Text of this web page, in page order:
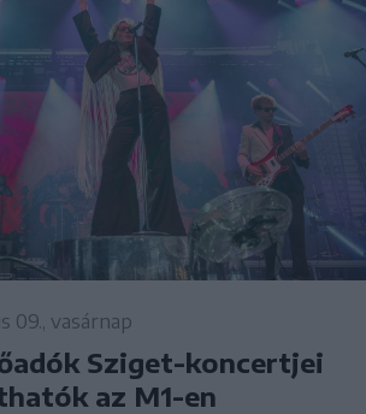
09., vasárnap
Sziget-koncertjei
az M1-en